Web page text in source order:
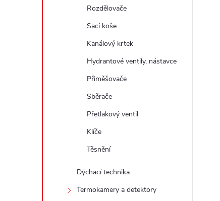
Rozdělovače
Sací koše
Kanálový krtek
Hydrantové ventily, nástavce
Přiměšovače
Sběrače
Přetlakový ventil
Klíče
Těsnění
Dýchací technika
Termokamery a detektory